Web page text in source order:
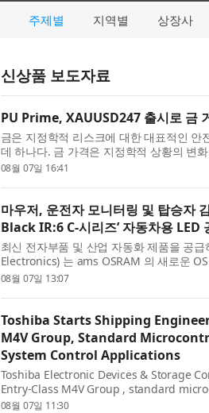
주제별 지역별 상장사
신상품 보도자료
PU Prime, XAUUSD247 출시로 금
금은 지정학적 리스크에 대한 대표적인
데 하나다. 금 가격은 지정학적 상황의 변
리 변화 등에 민감하게 반응하며 빠르게
08월 07일 16:41
마우저, 운전자 모니터링 및 탑승자
Black IR:6 C-시리즈’ 자동차용 LED
최신 전자부품 및 산업 자동화 제품을 공
Electronics) 는 ams OSRAM 의 새로운
OSLON Black IR:6 LED 는 운전자 및 탑
08월 07일 13:07
Toshiba Starts Shipping
M4V Group, Standard
System Control Applications
Toshiba Electronic Devices & Storage
Entry-Class M4V Group , standard
with a floating-point unit (FPU), that
08월 07일 11:30